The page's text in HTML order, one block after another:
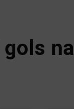
na